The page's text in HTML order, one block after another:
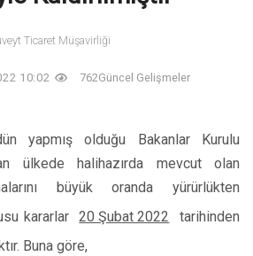
Ticaret Müşavirliği
10:02 762Güncel Gelişmeler
yapmış olduğu Bakanlar Kurulu
ülkede halihazırda mevcut olan
büyük oranda yürürlükten
kararlar
20 Şubat 2022
tarihinden
Buna göre,